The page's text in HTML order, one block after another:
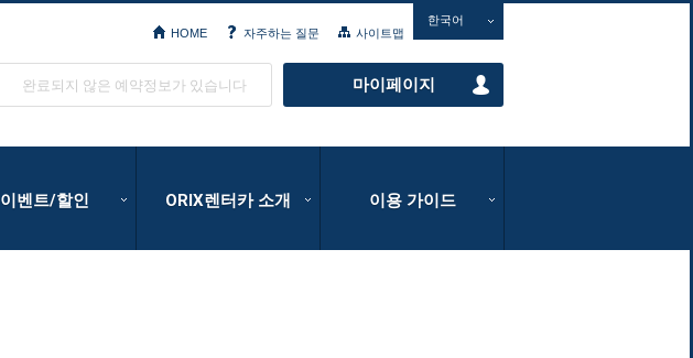
HOME 자주하는 질문 사이트맵
한국어
완료되지 않은 예약정보가 있습니다 마이페이지
이벤트/할인 ORIX렌터카 소개 이용 가이드